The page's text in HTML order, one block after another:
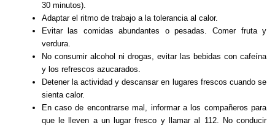
30 minutos).
Adaptar el ritmo de trabajo a la tolerancia al calor.
Evitar las comidas abundantes o pesadas. Comer fruta y
verdura.
No consumir alcohol ni drogas, evitar las bebidas con cafeína
y los refrescos azucarados.
Detener la actividad y descansar en lugares frescos cuando se
sienta calor.
En caso de encontrarse mal, informar a los compañeros para
que le lleven a un lugar fresco y llamar al 112. No conducir